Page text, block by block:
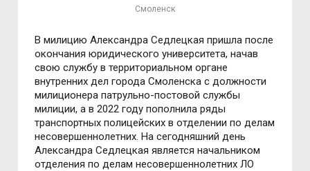
Смоленск
В милицию Александра Седлецкая пришла после
окончания юридического университета, начав
свою службу в территориальном органе
внутренних дел города Смоленска с должности
милиционера патрульно-постовой службы
милиции, а в 2022 году пополнила ряды
транспортных полицейских в отделении по делам
несовершеннолетних. На сегодняшний день
Александра Седлецкая является начальником
отделения по делам несовершеннолетних ЛО